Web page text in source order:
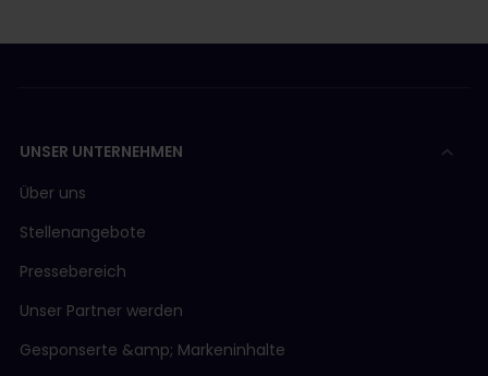
UNSER UNTERNEHMEN
Über uns
Stellenangebote
Pressebereich
Unser Partner werden
Gesponserte &amp; Markeninhalte